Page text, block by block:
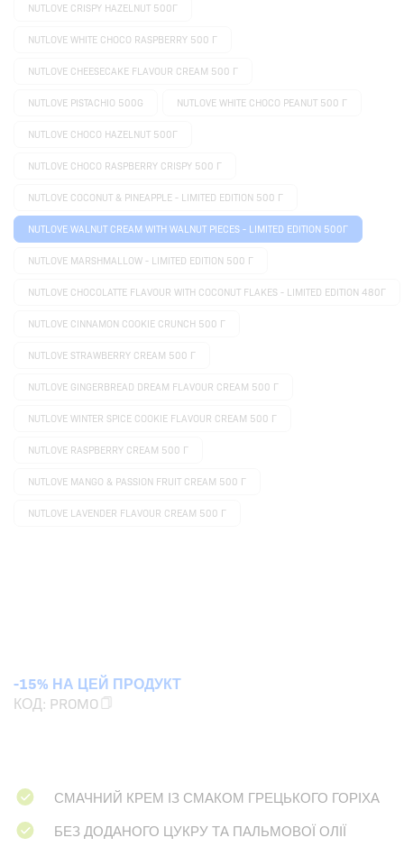
NUTLOVE CRISPY HAZELNUT 500Г
NUTLOVE WHITE CHOCO RASPBERRY 500 Г
NUTLOVE CHEESECAKE FLAVOUR CREAM 500 Г
NUTLOVE PISTACHIO 500G NUTLOVE WHITE CHOCO PEANUT 500 Г
NUTLOVE CHOCO HAZELNUT 500Г
NUTLOVE CHOCO RASPBERRY CRISPY 500 Г
NUTLOVE COCONUT & PINEAPPLE - LIMITED EDITION 500 Г
NUTLOVE WALNUT CREAM WITH WALNUT PIECES - LIMITED EDITION 500Г
NUTLOVE MARSHMALLOW - LIMITED EDITION 500 Г
NUTLOVE CHOCOLATTE FLAVOUR WITH COCONUT FLAKES - LIMITED EDITION 480Г
NUTLOVE CINNAMON COOKIE CRUNCH 500 Г
NUTLOVE STRAWBERRY CREAM 500 Г
NUTLOVE GINGERBREAD DREAM FLAVOUR CREAM 500 Г
NUTLOVE WINTER SPICE COOKIE FLAVOUR CREAM 500 Г
NUTLOVE RASPBERRY CREAM 500 Г
NUTLOVE MANGO & PASSION FRUIT CREAM 500 Г
NUTLOVE LAVENDER FLAVOUR CREAM 500 Г
-15% НА ЦЕЙ ПРОДУКТ
КОД: PROMO
СМАЧНИЙ КРЕМ ІЗ СМАКОМ ГРЕЦЬКОГО ГОРІХА
БЕЗ ДОДАНОГО ЦУКРУ ТА ПАЛЬМОВОЇ ОЛІЇ